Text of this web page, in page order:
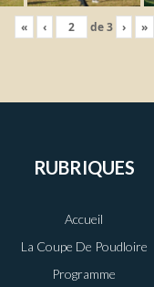
« ‹ de3 › »
RUBRIQUES
Accueil
La Coupe De Poudloire
Programme